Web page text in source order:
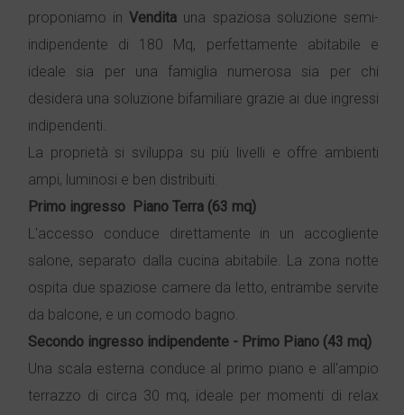
proponiamo inVendita una spaziosa soluzione semi-
indipendente di 180 Mq, perfettamente abitabile e
ideale sia per una famiglia numerosa sia per chi
desidera una soluzione bifamiliare grazie ai due ingressi
indipendenti.
La proprietà si sviluppa su più livelli e offre ambienti
ampi, luminosi e ben distribuiti.
Primo ingresso  Piano Terra (63 mq)
L'accesso conduce direttamente in un accogliente
salone, separato dalla cucina abitabile. La zona notte
ospita due spaziose camere da letto, entrambe servite
da balcone, e un comodo bagno.
Secondo ingresso indipendente - Primo Piano (43 mq)
Una scala esterna conduce al primo piano e all'ampio
terrazzo di circa 30 mq, ideale per momenti di relax